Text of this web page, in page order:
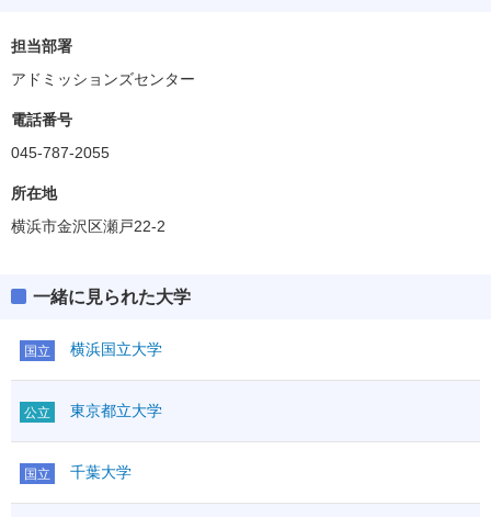
担当部署
アドミッションズセンター
電話番号
045-787-2055
所在地
横浜市金沢区瀬戸22-2
一緒に見られた大学
国立 横浜国立大学
公立 東京都立大学
国立 千葉大学